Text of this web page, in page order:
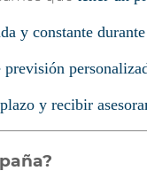
y constante
previsión
y recibir